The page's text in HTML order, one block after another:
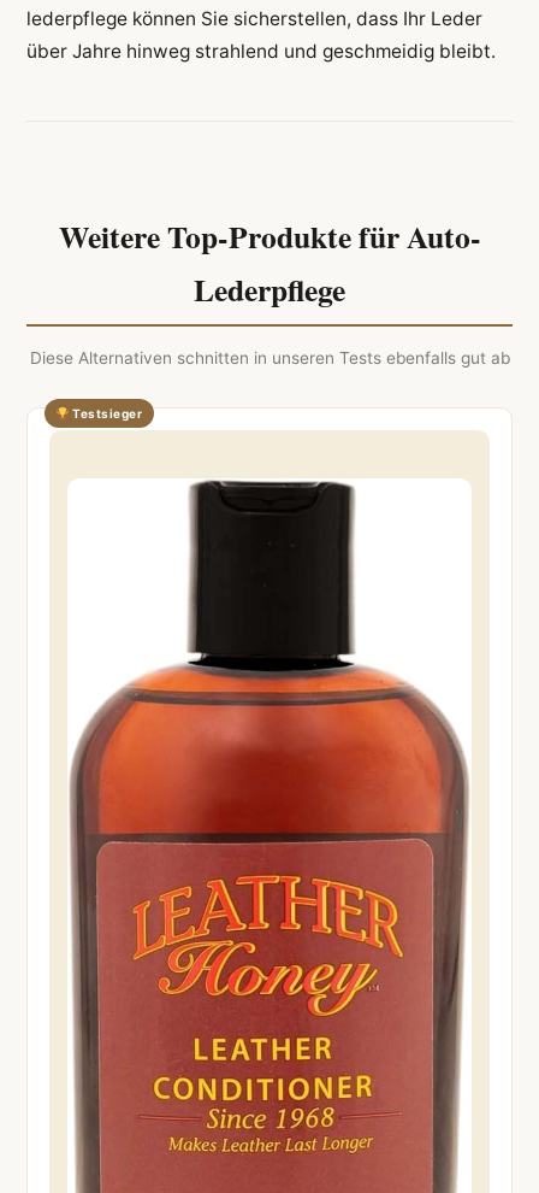
lederpflege können Sie sicherstellen, dass Ihr Leder
über Jahre hinweg strahlend und geschmeidig bleibt.
Weitere Top-Produkte für Auto-
Lederpflege
Diese Alternativen schnitten in unseren Tests ebenfalls gut ab
Testsieger